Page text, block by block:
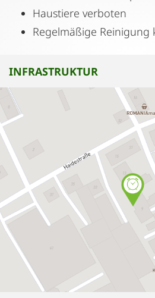
Haustiere verboten
Regelmäßige
INFRASTRUKTUR